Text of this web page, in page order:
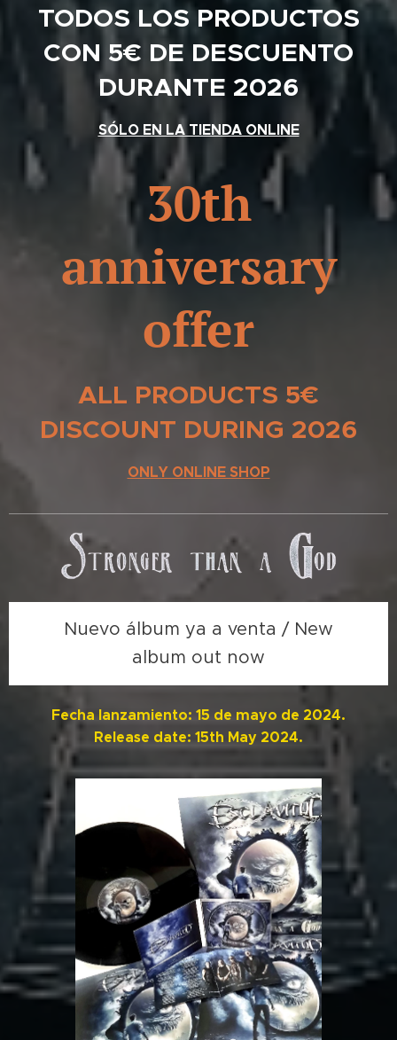
TODOS LOS PRODUCTOS
CON 5€ DE DESCUENTO
DURANTE 2026
SÓLO EN LA TIENDA ONLINE
30th
anniversary
offer
ALL PRODUCTS 5€
DISCOUNT DURING 2026
ONLY ONLINE SHOP
Nuevo álbum ya a venta / New
album out now
Fecha lanzamiento: 15 de mayo de 2024.
Release date: 15th May 2024.